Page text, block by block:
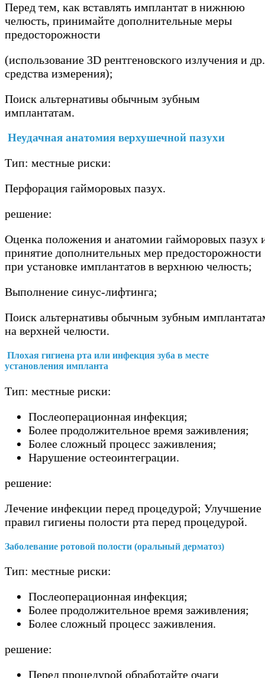
Перед тем, как вставлять имплантат в нижнюю
челюсть, принимайте дополнительные меры
предосторожности
(использование 3D рентгеновского излучения и др.
средства измерения);
Поиск альтернативы обычным зубным
имплантатам.
Неудачная анатомия верхушечной пазухи
Тип: местные риски:
Перфорация гайморовых пазух.
решение:
Оценка положения и анатомии гайморовых пазух
принятие дополнительных мер предосторожности
при установке имплантатов в верхнюю челюсть;
Выполнение синус-лифтинга;
Поиск альтернативы обычным зубным
на верхней челюсти.
Плохая гигиена рта или инфекция зуба в месте
установления импланта
Тип: местные риски:
Послеоперационная инфекция;
Более продолжительное время заживления;
Более сложный процесс заживления;
Нарушение остеоинтеграции.
решение:
Лечение инфекции перед процедурой; Улучшение
правил гигиены полости рта перед процедурой.
Заболевание ротовой полости (оральный дерматоз)
Тип: местные риски:
Послеоперационная инфекция;
Более продолжительное время заживления;
Более сложный процесс заживления.
решение:
Перед процедурой обработайте очаги